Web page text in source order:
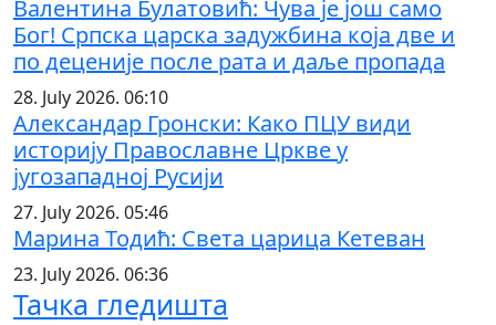
Валентина Булатовић: Чува је још само
Бог! Српска царска задужбина која две и
по деценије после рата и даље пропада
28. July 2026. 06:10
Александар Гронски: Како ПЦУ види
историју Православне Цркве у
југозападној Русији
27. July 2026. 05:46
Марина Тодић: Света царица Кетеван
23. July 2026. 06:36
Тачка гледишта